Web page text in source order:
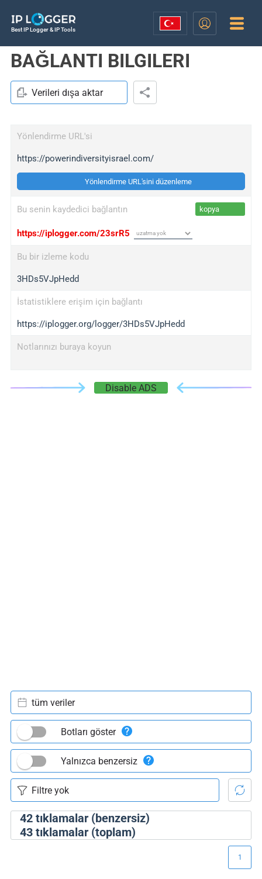
Best IP Logger & IP Tools
BAĞLANTI BILGILERI
Verileri dışa aktar
Yönlendirme URL'si
https://powerindiversityisrael.com/
Yönlendirme URL'sini düzenleme
Bu senin kaydedici bağlantın kopya
https://iplogger.com/23srR5
Bu bir izleme kodu
3HDs5VJpHedd
İstatistiklere erişim için bağlantı
https://iplogger.org/logger/3HDs5VJpHedd
Notlarınızı buraya koyun
Disable ADS
42tıklamalar (benzersiz)
43tıklamalar (toplam)
tüm veriler
Botları göster
Yalnızca benzersiz
1